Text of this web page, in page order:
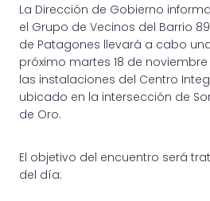
La Dirección de Gobierno
el Grupo de Vecinos del Barrio
de Patagones llevará a cabo
próximo martes 18 de
las instalaciones del Centro
ubicado en la intersección de
de Oro.
El objetivo del encuentro será
del día: